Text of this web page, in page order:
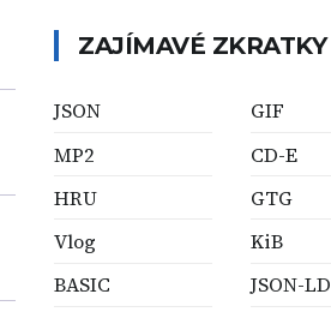
ZAJÍMAVÉ ZKRATKY
JSON
MP2
HRU
Vlog
BASIC
GIF
CD-E
GTG
KiB
JSON-LD